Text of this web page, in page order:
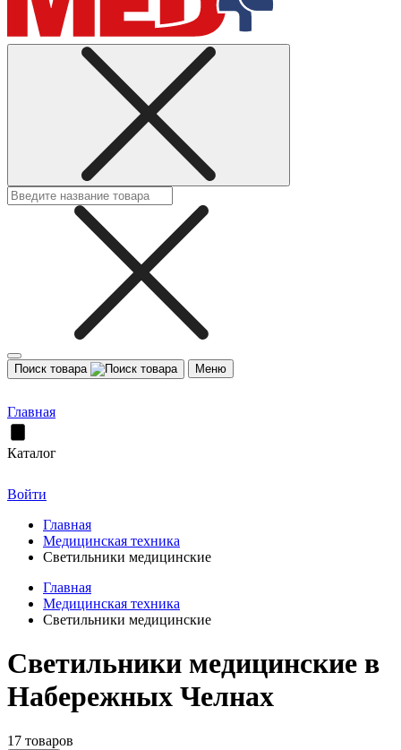
Поиск товара Меню
Главная
Каталог
Войти
Главная
Медицинская техника
Светильники медицинские
Главная
Медицинская техника
Светильники медицинские
Светильники медицинские в
Набережных Челнах
17 товаров